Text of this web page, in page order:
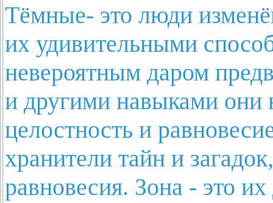
Тёмные- это люди
их удивительными
невероятным даром
и другими навыками они
целостность и
хранители тайн и
равновесия. Зона - это